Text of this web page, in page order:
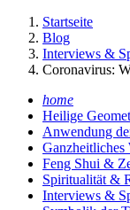
Startseite
Blog
Interviews &
Coronavirus:
home
Heilige
Anwendung
Feng Shui &
Spiritualität &
Interviews &